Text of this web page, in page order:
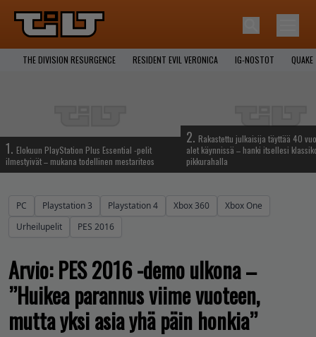
THE DIVISION RESURGENCE RESIDENT EVIL VERONICA IG-NOSTOT QUAKE
1. Elokuun PlayStation Plus Essential -pelit
ilmestyivät – mukana todellinen mestariteos
2. Rakastettu julkaisija täyttää 40
alet käynnissä – hanki itsellesi
pikkurahalla
PC Playstation 3 Playstation 4 Xbox 360
Xbox One
Urheilupelit
PES 2016
Arvio: PES 2016 -demo ulkona –
”Huikea parannus viime vuoteen,
mutta yksi asia yhä päin honkia”